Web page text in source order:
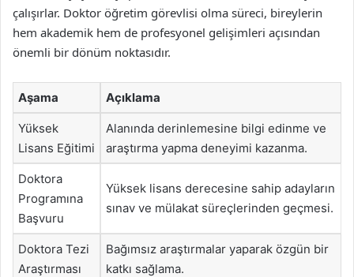
çalışırlar. Doktor öğretim görevlisi olma süreci, bireylerin
hem akademik hem de profesyonel gelişimleri açısından
önemli bir dönüm noktasıdır.
Aşama Açıklama
Yüksek
Lisans Eğitimi
Alanında derinlemesine bilgi edinme ve
araştırma yapma deneyimi kazanma.
Doktora
Programına
Başvuru
Yüksek lisans derecesine sahip adayların
sınav ve mülakat süreçlerinden geçmesi.
Doktora Tezi
Araştırması
Bağımsız araştırmalar yaparak özgün bir
katkı sağlama.